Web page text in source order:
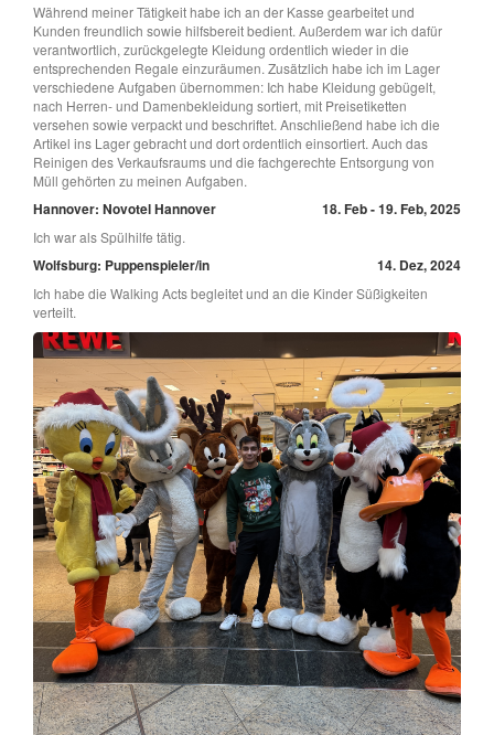
Während meiner Tätigkeit habe ich an der Kasse gearbeitet und
Kunden freundlich sowie hilfsbereit bedient. Außerdem war ich dafür
verantwortlich, zurückgelegte Kleidung ordentlich wieder in die
entsprechenden Regale einzuräumen. Zusätzlich habe ich im Lager
verschiedene Aufgaben übernommen: Ich habe Kleidung gebügelt,
nach Herren- und Damenbekleidung sortiert, mit Preisetiketten
versehen sowie verpackt und beschriftet. Anschließend habe ich die
Artikel ins Lager gebracht und dort ordentlich einsortiert. Auch das
Reinigen des Verkaufsraums und die fachgerechte Entsorgung von
Müll gehörten zu meinen Aufgaben.
Hannover: Novotel Hannover 18. Feb - 19. Feb, 2025
Ich war als Spülhilfe tätig.
Wolfsburg: Puppenspieler/in 14. Dez, 2024
Ich habe die Walking Acts begleitet und an die Kinder Süßigkeiten
verteilt.